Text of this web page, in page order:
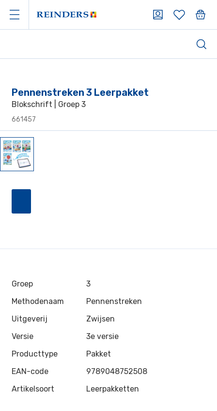
Pennenstreken 3 Leerpakket
Blokschrift | Groep 3
661457
Groep
3
Methodenaam
Pennenstreken
Uitgeverij
Zwijsen
Versie
3e versie
Producttype
Pakket
EAN-code
9789048752508
Artikelsoort
Leerpakketten